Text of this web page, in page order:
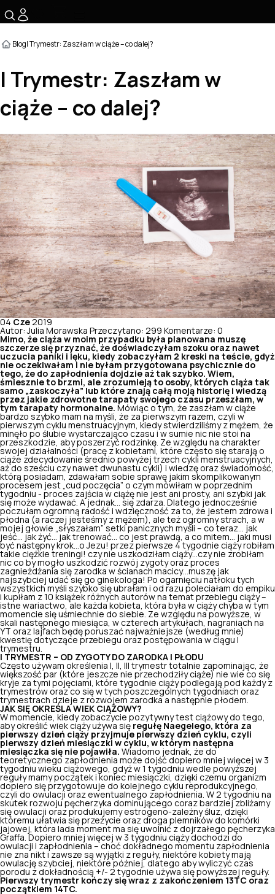
BlogI Trymestr: Zaszłam w ciąże – co dalej?
I Trymestr: Zaszłam w
ciąże – co dalej?
04 Cze 2019
Autor: Julia Morawska Przeczytano: 299 Komentarze: 0
Mimo, że ciąża w moim przypadku była planowana muszę
szczerze się przyznać, że doświadczyłam szoku oraz nawet
uczucia paniki i lęku, kiedy zobaczyłam 2 kreski na teście, gdyż
nie oczekiwałam i nie byłam przygotowana psychicznie do
tego, że do zapłodnienia dojdzie aż tak szybko. Wiem,
śmiesznie to brzmi, ale zrozumieją to osoby, których ciąża tak
samo „zaskoczyła” lub które znają całą moją historię i wiedzą
przez jakie zdrowotne tarapaty swojego czasu przeszłam, w
tym tarapaty hormonalne. Mówiąc o tym, że zaszłam w ciąże
bardzo szybko mam na myśli, że za pierwszym razem, czyli w
pierwszym cyklu menstruacyjnym, kiedy stwierdziliśmy z mężem, że
minęło po ślubie wystarczająco czasu i w sumie nic nie stoi na
przeszkodzie, aby poszerzyć rodzinkę. Ze względu na charakter
swojej działalności (pracę z kobietami, które często się starają o
ciąże zdecydowanie średnio powyżej trzech cykli menstruacyjnych,
aż do sześciu czy nawet dwunastu cykli) i wiedzę oraz świadomość,
którą posiadam, zdawałam sobie sprawę jakim skomplikowanym
procesem jest „cud poczęcia” o czym mówiłam w poprzednim
tygodniu - proces zajścia w ciążę nie jest ani prosty, ani szybki jak
się może wydawać. A jednak… się zdarza. Dlatego jednocześnie
poczułam ogromną radość i wdzięczność za to, że jestem zdrowa i
płodna (a raczej jesteśmy z mężem), ale też ogromny strach, a w
mojej głowie „słyszałam” setki panicznych myśli – co teraz… jak
jeść… jak żyć… jak trenować… co jest prawdą, a co mitem… jaki musi
być następny krok…o Jezu! przez pierwsze 4 tygodnie ciąży robiłam
takie ciężkie treningi! czy nie uszkodziłam ciąży…czy nie zrobiłam
nic co by mogło uszkodzić rozwój zygoty oraz proces
zagnieżdżania się zarodka w ścianach macicy…muszę jak
najszybciej udać się go ginekologa! Po ogarnięciu natłoku tych
wszystkich myśli szybko się ubrałam i od razu poleciałam do empiku
i kupiłam z 10 książek różnych autorów na temat przebiegu ciąży –
istne wariactwo, ale każda kobieta, która była w ciąży chyba w tym
momencie się uśmiechnie do siebie. Ze względu na powyższe, w
skali następnego miesiąca, w czterech artykułach, nagraniach na
YT oraz lajfach będę poruszać najważniejsze (według mnie)
kwestię dotyczące przebiegu oraz postępowania w ciągu I
trymestru.
I TRYMESTR – OD ZYGOTY DO ZARODKA I PŁODU
Często używam określenia I, II, III trymestr totalnie zapominając, że
większość par (które jeszcze nie przechodziły ciąże) nie wie co się
kryje za tymi pojęciami, które tygodnie ciąży podlegają pod każdy z
trymestrów oraz co się w tych poszczególnych tygodniach oraz
trymestrach dzieje z rozwojem zarodka a następnie płodem.
JAK SIĘ OKREŚLA WIEK CIĄŻOWY?
W momencie, kiedy zobaczycie pozytywny test ciążowy do tego,
aby określić wiek ciąży używa się regułę Naegelego, która za
pierwszy dzień ciąży przyjmuje pierwszy dzień cyklu, czyli
pierwszy dzień miesiączki w cyklu, w którym następna
miesiączka się nie pojawiła. Wiadomo jednak, że do
teoretycznego zapłodnienia może dojść dopiero mniej więcej w 3
tygodniu wieku ciążowego, gdyż w 1 tygodniu wedle powyższej
reguły mamy początek i koniec miesiączki, dzięki czemu organizm
dopiero się przygotowuje do kolejnego cyklu reprodukcyjnego,
czyli do owulacji oraz ewentualnego zapłodnienia. W 2 tygodniu na
skutek rozwoju pęcherzyka dominującego coraz bardziej zbliżamy
się owulacji oraz produkujemy estrogeno-zależny śluz, dzięki
któremu ułatwia się przeżycie oraz droga plemników do komórki
jajowej, która lada moment ma się uwolnić z dojrzałego pęcherzyka
Graffa. Dopiero mniej więcej w 3 tygodniu ciąży dochodzi do
owulacji i zapłodnienia – choć dokładnego momentu zapłodnienia
nie zna nikt i zawsze są wyjątki z reguły, niektóre kobiety mają
owulację szybciej, niektóre później, dlatego aby wyliczyć czas
porodu z dokładnością +/- 2 tygodnie używa się powyższej reguły.
Pierwszy trymestr kończy się wraz z zakończeniem 13TC oraz
początkiem 14TC.